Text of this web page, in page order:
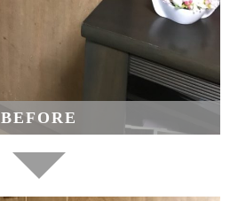
BEFORE